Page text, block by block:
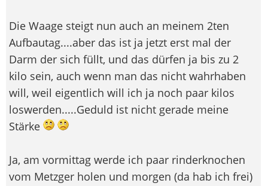
Die Waage steigt nun auch an meinem 2ten
Aufbautag....aber das ist ja jetzt erst mal der
Darm der sich füllt, und das dürfen ja bis zu 2
kilo sein, auch wenn man das nicht wahrhaben
will, weil eigentlich will ich ja noch paar kilos
loswerden.....Geduld ist nicht gerade meine
Stärke
Ja, am vormittag werde ich paar rinderknochen
vom Metzger holen und morgen (da hab ich frei)